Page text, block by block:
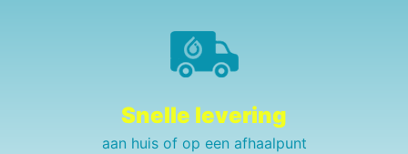
Snelle levering
aan huis of op een afhaalpunt